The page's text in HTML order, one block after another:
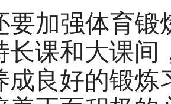
要加强体育锻
长课和大课间
成良好的锻炼